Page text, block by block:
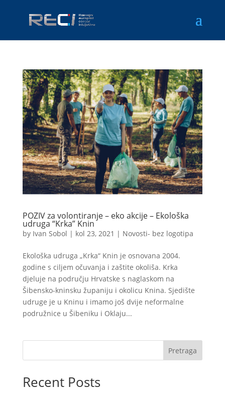
POZIV za volontiranje – eko akcije – Ekološka
udruga “Krka” Knin
by Ivan Sobol | kol 23, 2021 | Novosti- bez logotipa
Ekološka udruga „Krka“ Knin je osnovana 2004.
godine s ciljem očuvanja i zaštite okoliša. Krka
djeluje na području Hrvatske s naglaskom na
Šibensko-kninsku županiju i okolicu Knina. Sjedište
udruge je u Kninu i imamo još dvije neformalne
podružnice u Šibeniku i Oklaju...
Pretraga
Recent Posts